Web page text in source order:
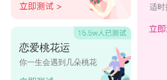
恋爱桃花运
你一生会遇到几朵桃花
适时